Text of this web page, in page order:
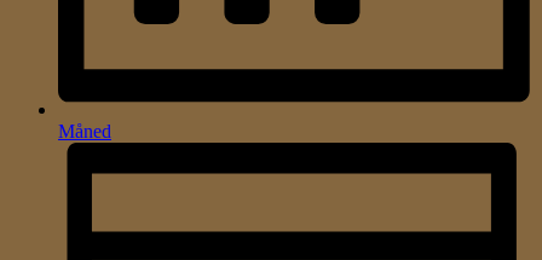
Måned